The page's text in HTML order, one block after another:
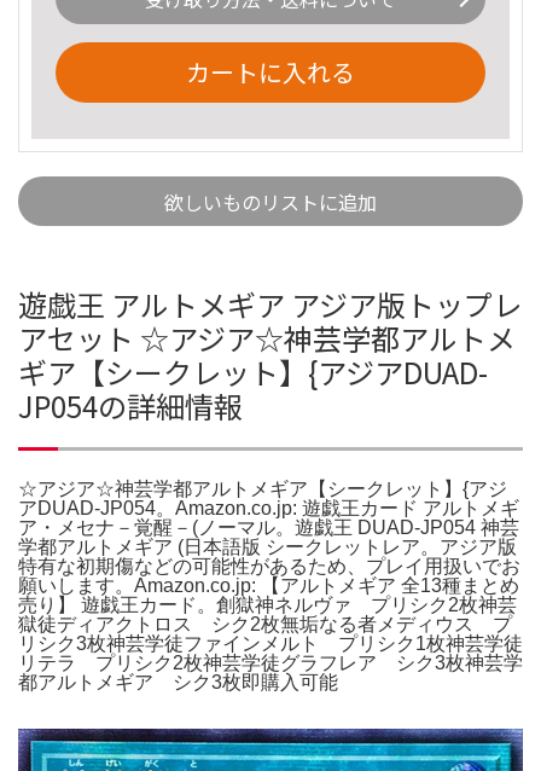
カートに入れる
欲しいものリストに追加
遊戯王 アルトメギア アジア版トップレ
アセット ☆アジア☆神芸学都アルトメ
ギア【シークレット】{アジアDUAD-
JP054の詳細情報
☆アジア☆神芸学都アルトメギア【シークレット】{アジ
アDUAD-JP054。Amazon.co.jp: 遊戯王カード アルトメギ
ア・メセナ－覚醒－(ノーマル。遊戯王 DUAD-JP054 神芸
学都アルトメギア (日本語版 シークレットレア。アジア版
特有な初期傷などの可能性があるため、プレイ用扱いでお
願いします。Amazon.co.jp: 【アルトメギア 全13種まとめ
売り】 遊戯王カード。創獄神ネルヴァ プリシク2枚神芸
獄徒ディアクトロス シク2枚無垢なる者メディウス プ
リシク3枚神芸学徒ファインメルト プリシク1枚神芸学徒
リテラ プリシク2枚神芸学徒グラフレア シク3枚神芸学
都アルトメギア シク3枚即購入可能